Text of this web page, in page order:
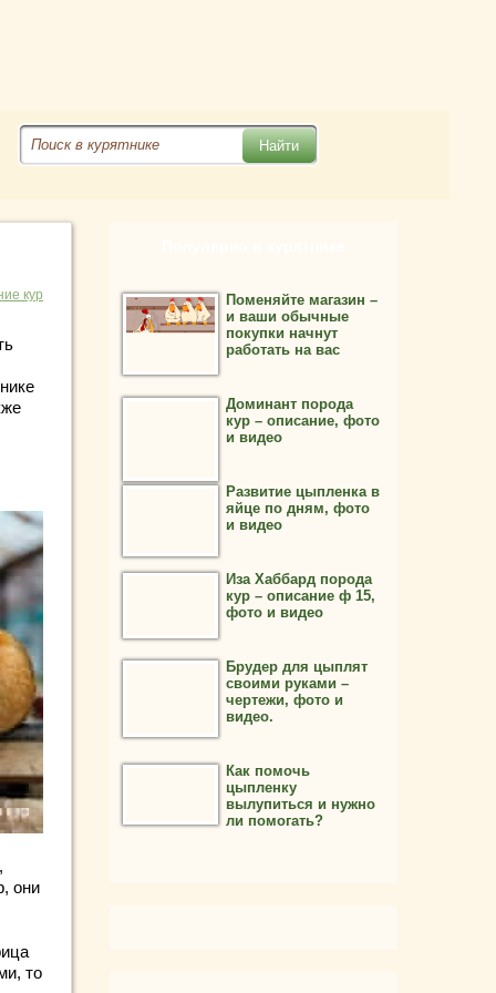
кур
они
то
Поменяйте магазин –
и ваши обычные
покупки начнут
работать на вас
Доминант порода
кур – описание, фото
и видео
Развитие цыпленка в
яйце по дням, фото
и видео
Иза Хаббард порода
кур – описание ф 15,
фото и видео
Брудер для цыплят
своими руками –
чертежи, фото и
видео.
Как помочь
цыпленку
вылупиться и нужно
ли помогать?